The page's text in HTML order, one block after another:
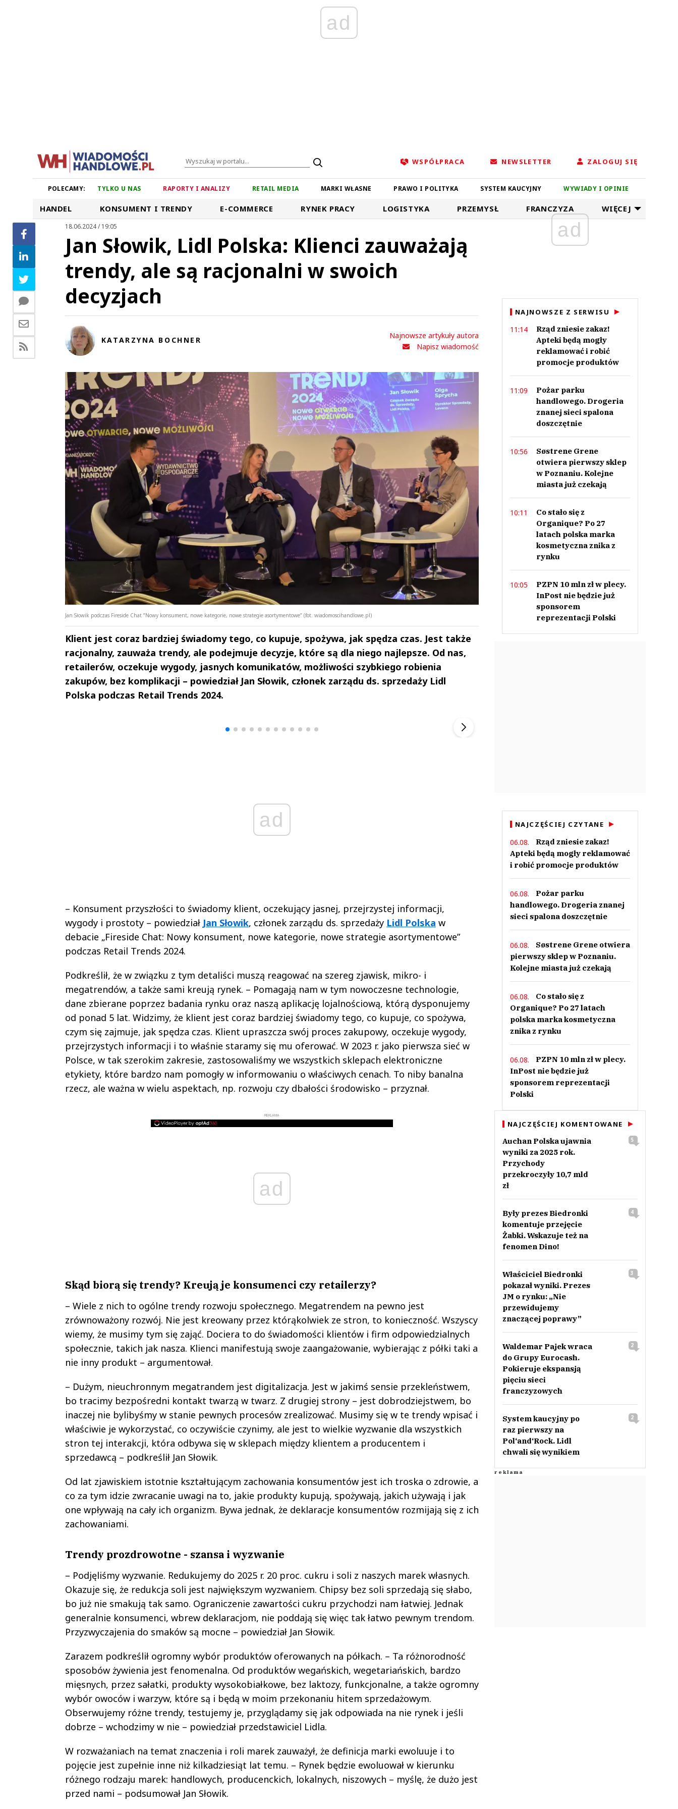
ad
WSPÓŁPRACA NEWSLETTER ZALOGUJ SIĘ
POLECAMY: TYLKO U NAS RAPORTY I ANALIZY RETAIL MEDIA MARKI WŁASNE PRAWO I POLITYKA SYSTEM KAUCYJNY WYWIADY I OPINIE
HANDEL KONSUMENT I TRENDY E-COMMERCE RYNEK PRACY LOGISTYKA PRZEMYSŁ FRANCZYZA WIĘCEJ
18.06.2024 / 19:05
Jan Słowik, Lidl Polska: Klienci zauważają
trendy, ale są racjonalni w swoich
decyzjach
KATARZYNA BOCHNER
Najnowsze artykuły autora
Napisz wiadomość
Jan Słowik podczas Fireside Chat ”Nowy konsument, nowe kategorie, nowe strategie asortymentowe” (fot. wiadomoscihandlowe.pl)
Klient jest coraz bardziej świadomy tego, co kupuje, spożywa, jak spędza czas. Jest także
racjonalny, zauważa trendy, ale podejmuje decyzje, które są dla niego najlepsze. Od nas,
retailerów, oczekuje wygody, jasnych komunikatów, możliwości szybkiego robienia
zakupów, bez komplikacji – powiedział Jan Słowik, członek zarządu ds. sprzedaży Lidl
Polska podczas Retail Trends 2024.
ad
– Konsument przyszłości to świadomy klient, oczekujący jasnej, przejrzystej informacji,
wygody i prostoty – powiedział Jan Słowik, członek zarządu ds. sprzedaży Lidl Polska w
debacie „Fireside Chat: Nowy konsument, nowe kategorie, nowe strategie asortymentowe”
podczas Retail Trends 2024.
Podkreślił, że w związku z tym detaliści muszą reagować na szereg zjawisk, mikro- i
megatrendów, a także sami kreują rynek. – Pomagają nam w tym nowoczesne technologie,
dane zbierane poprzez badania rynku oraz naszą aplikację lojalnościową, którą dysponujemy
od ponad 5 lat. Widzimy, że klient jest coraz bardziej świadomy tego, co kupuje, co spożywa,
czym się zajmuje, jak spędza czas. Klient upraszcza swój proces zakupowy, oczekuje wygody,
przejrzystych informacji i to właśnie staramy się mu oferować. W 2023 r. jako pierwsza sieć w
Polsce, w tak szerokim zakresie, zastosowaliśmy we wszystkich sklepach elektroniczne
etykiety, które bardzo nam pomogły w informowaniu o właściwych cenach. To niby banalna
rzecz, ale ważna w wielu aspektach, np. rozwoju czy dbałości środowisko – przyznał.
REKLAMA
ad
Skąd biorą się trendy? Kreują je konsumenci czy retailerzy?
– Wiele z nich to ogólne trendy rozwoju społecznego. Megatrendem na pewno jest
zrównoważony rozwój. Nie jest kreowany przez którąkolwiek ze stron, to konieczność. Wszyscy
wiemy, że musimy tym się zająć. Dociera to do świadomości klientów i firm odpowiedzialnych
społecznie, takich jak nasza. Klienci manifestują swoje zaangażowanie, wybierając z półki taki a
nie inny produkt – argumentował.
– Dużym, nieuchronnym megatrandem jest digitalizacja. Jest w jakimś sensie przekleństwem,
bo tracimy bezpośredni kontakt twarzą w twarz. Z drugiej strony – jest dobrodziejstwem, bo
inaczej nie bylibyśmy w stanie pewnych procesów zrealizować. Musimy się w te trendy wpisać i
właściwie je wykorzystać, co oczywiście czynimy, ale jest to wielkie wyzwanie dla wszystkich
stron tej interakcji, która odbywa się w sklepach między klientem a producentem i
sprzedawcą – podkreślił Jan Słowik.
Od lat zjawiskiem istotnie kształtującym zachowania konsumentów jest ich troska o zdrowie, a
co za tym idzie zwracanie uwagi na to, jakie produkty kupują, spożywają, jakich używają i jak
one wpływają na cały ich organizm. Bywa jednak, że deklaracje konsumentów rozmijają się z ich
zachowaniami.
Trendy prozdrowotne - szansa i wyzwanie
– Podjęliśmy wyzwanie. Redukujemy do 2025 r. 20 proc. cukru i soli z naszych marek własnych.
Okazuje się, że redukcja soli jest największym wyzwaniem. Chipsy bez soli sprzedają się słabo,
bo już nie smakują tak samo. Ograniczenie zawartości cukru przychodzi nam łatwiej. Jednak
generalnie konsumenci, wbrew deklaracjom, nie poddają się więc tak łatwo pewnym trendom.
Przyzwyczajenia do smaków są mocne – powiedział Jan Słowik.
Zarazem podkreślił ogromny wybór produktów oferowanych na półkach. – Ta różnorodność
sposobów żywienia jest fenomenalna. Od produktów wegańskich, wegetariańskich, bardzo
mięsnych, przez sałatki, produkty wysokobiałkowe, bez laktozy, funkcjonalne, a także ogromny
wybór owoców i warzyw, które są i będą w moim przekonaniu hitem sprzedażowym.
Obserwujemy różne trendy, testujemy je, przyglądamy się jak odpowiada na nie rynek i jeśli
dobrze – wchodzimy w nie – powiedział przedstawiciel Lidla.
W rozważaniach na temat znaczenia i roli marek zauważył, że definicja marki ewoluuje i to
pojęcie jest zupełnie inne niż kilkadziesiąt lat temu. – Rynek będzie ewoluował w kierunku
różnego rodzaju marek: handlowych, producenckich, lokalnych, niszowych – myślę, że dużo jest
przed nami – podsumował Jan Słowik.
Andrzej i Marta
Marta i Andrzej
ad
NAJNOWSZE Z SERWISU
11:14
Rząd zniesie zakaz!
Apteki będą mogły
reklamować i robić
promocje produktów
11:09
Pożar parku
handlowego. Drogeria
znanej sieci spalona
doszczętnie
10:56
Søstrene Grene
otwiera pierwszy sklep
w Poznaniu. Kolejne
miasta już czekają
10:11
Co stało się z
Organique? Po 27
latach polska marka
kosmetyczna znika z
rynku
10:05
PZPN 10 mln zł w plecy.
InPost nie będzie już
sponsorem
reprezentacji Polski
NAJCZĘŚCIEJ CZYTANE
06.08.
Rząd zniesie zakaz!
Apteki będą mogły reklamować
i robić promocje produktów
06.08.
Pożar parku
handlowego. Drogeria znanej
sieci spalona doszczętnie
06.08.
Søstrene Grene otwiera
pierwszy sklep w Poznaniu.
Kolejne miasta już czekają
06.08.
Co stało się z
Organique? Po 27 latach
polska marka kosmetyczna
znika z rynku
06.08.
PZPN 10 mln zł w plecy.
InPost nie będzie już
sponsorem reprezentacji
Polski
NAJCZĘŚCIEJ KOMENTOWANE
Auchan Polska ujawnia
wyniki za 2025 rok.
Przychody
przekroczyły 10,7 mld
zł
5
Były prezes Biedronki
komentuje przejęcie
Żabki. Wskazuje też na
fenomen Dino!
4
Właściciel Biedronki
pokazał wyniki. Prezes
JM o rynku: „Nie
przewidujemy
znaczącej poprawy”
3
Waldemar Pajek wraca
do Grupy Eurocash.
Pokieruje ekspansją
pięciu sieci
franczyzowych
2
System kaucyjny po
raz pierwszy na
Pol‘and‘Rock. Lidl
chwali się wynikiem
2